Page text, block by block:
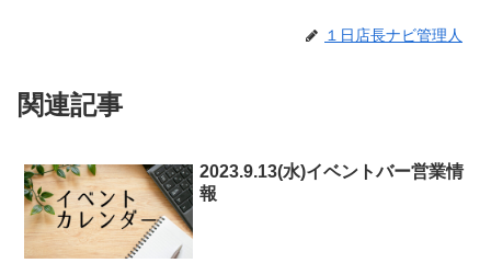
１日店長ナビ管理人
関連記事
2023.9.13(水)イベントバー営業情
報